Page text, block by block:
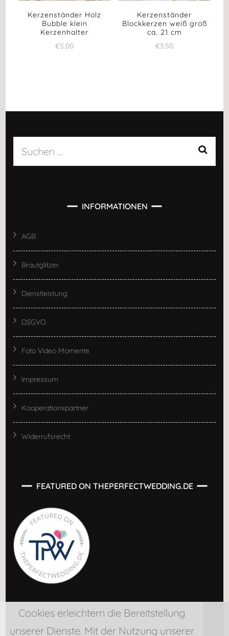
Kerzenständer Holz
Bubble klein
Kerzenhalter
€5.00
Kerzenständer
Blockkerzen weiß groß
ca. 21 cm
€3.50
Suchen
nach:
INFORMATIONEN
AGB
Brautglitzer
Dienstleistung
DSGVO
Foto Video Momente
Impressum
Kooperationspartner
Widerrufsrecht
FEATURED ON THEPERFECTWEDDING.DE
Cookies erleichtern die Bereitstellung
unserer Dienste. Mit der Nutzung unserer